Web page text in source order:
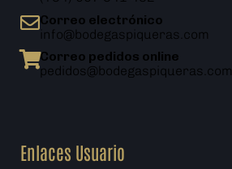
Correo electrónico
info@bodegaspiqueras.com
Correo pedidos online
pedidos@bodegaspiqueras.com
Enlaces Usuario